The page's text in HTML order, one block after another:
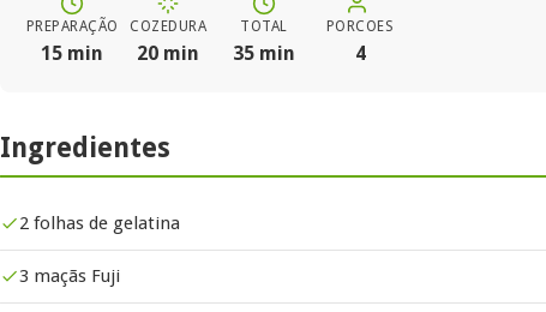
PREPARAÇÃO
15 min
COZEDURA
20 min
TOTAL
35 min
PORCOES
4
Ingredientes
2 folhas de gelatina
3 maçãs Fuji